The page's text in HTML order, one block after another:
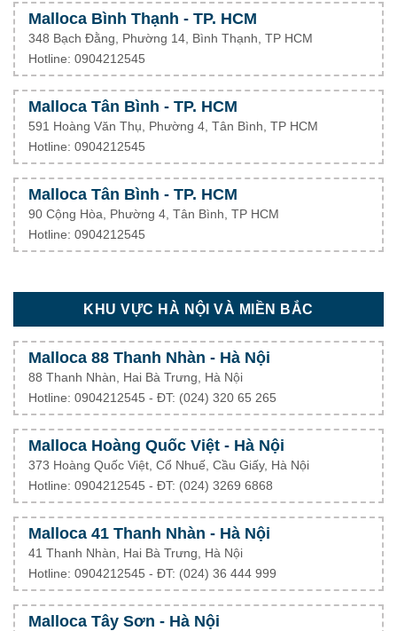
Malloca Bình Thạnh - TP. HCM
348 Bạch Đằng, Phường 14, Bình Thạnh, TP HCM
Hotline: 0904212545
Malloca Tân Bình - TP. HCM
591 Hoàng Văn Thụ, Phường 4, Tân Bình, TP HCM
Hotline: 0904212545
Malloca Tân Bình - TP. HCM
90 Cộng Hòa, Phường 4, Tân Bình, TP HCM
Hotline: 0904212545
KHU VỰC HÀ NỘI VÀ MIỀN BẮC
Malloca 88 Thanh Nhàn - Hà Nội
88 Thanh Nhàn, Hai Bà Trưng, Hà Nội
Hotline: 0904212545 - ĐT: (024) 320 65 265
Malloca Hoàng Quốc Việt - Hà Nội
373 Hoàng Quốc Việt, Cổ Nhuế, Cầu Giấy, Hà Nội
Hotline: 0904212545 - ĐT: (024) 3269 6868
Malloca 41 Thanh Nhàn - Hà Nội
41 Thanh Nhàn, Hai Bà Trưng, Hà Nội
Hotline: 0904212545 - ĐT: (024) 36 444 999
Malloca Tây Sơn - Hà Nội